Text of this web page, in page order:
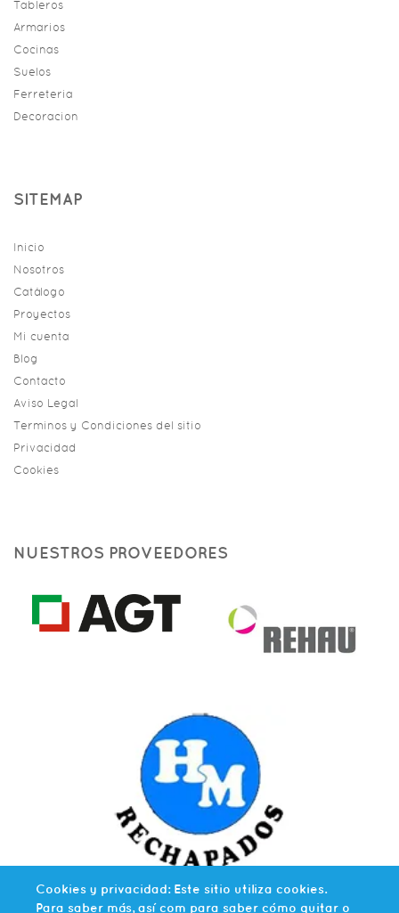
Tableros
Armarios
Cocinas
Suelos
Ferreteria
Decoracion
SITEMAP
Inicio
Nosotros
Catálogo
Proyectos
Mi cuenta
Blog
Contacto
Aviso Legal
Terminos y Condiciones del sitio
Privacidad
Cookies
NUESTROS PROVEEDORES
Cookies y privacidad: Este sitio utiliza cookies.
Para saber más, así com para saber cómo quitar o